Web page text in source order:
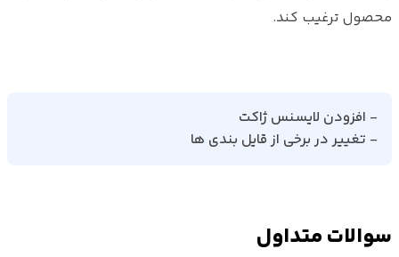
محصول ترغیب کند.
- تغییر در برخی از قایل بندی ها
سوالات متداول